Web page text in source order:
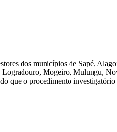
dos municípios de Sapé,
Mogeiro, Mulungu,
que o procedimento